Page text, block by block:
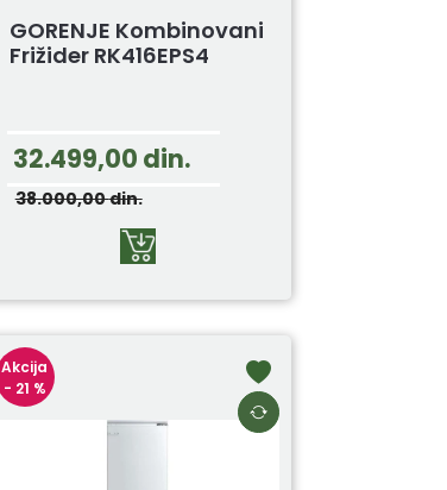
GORENJE Kombinovani
Frižider RK416EPS4
32.499,00 din.
38.000,00din.
Akcija
- 21 %